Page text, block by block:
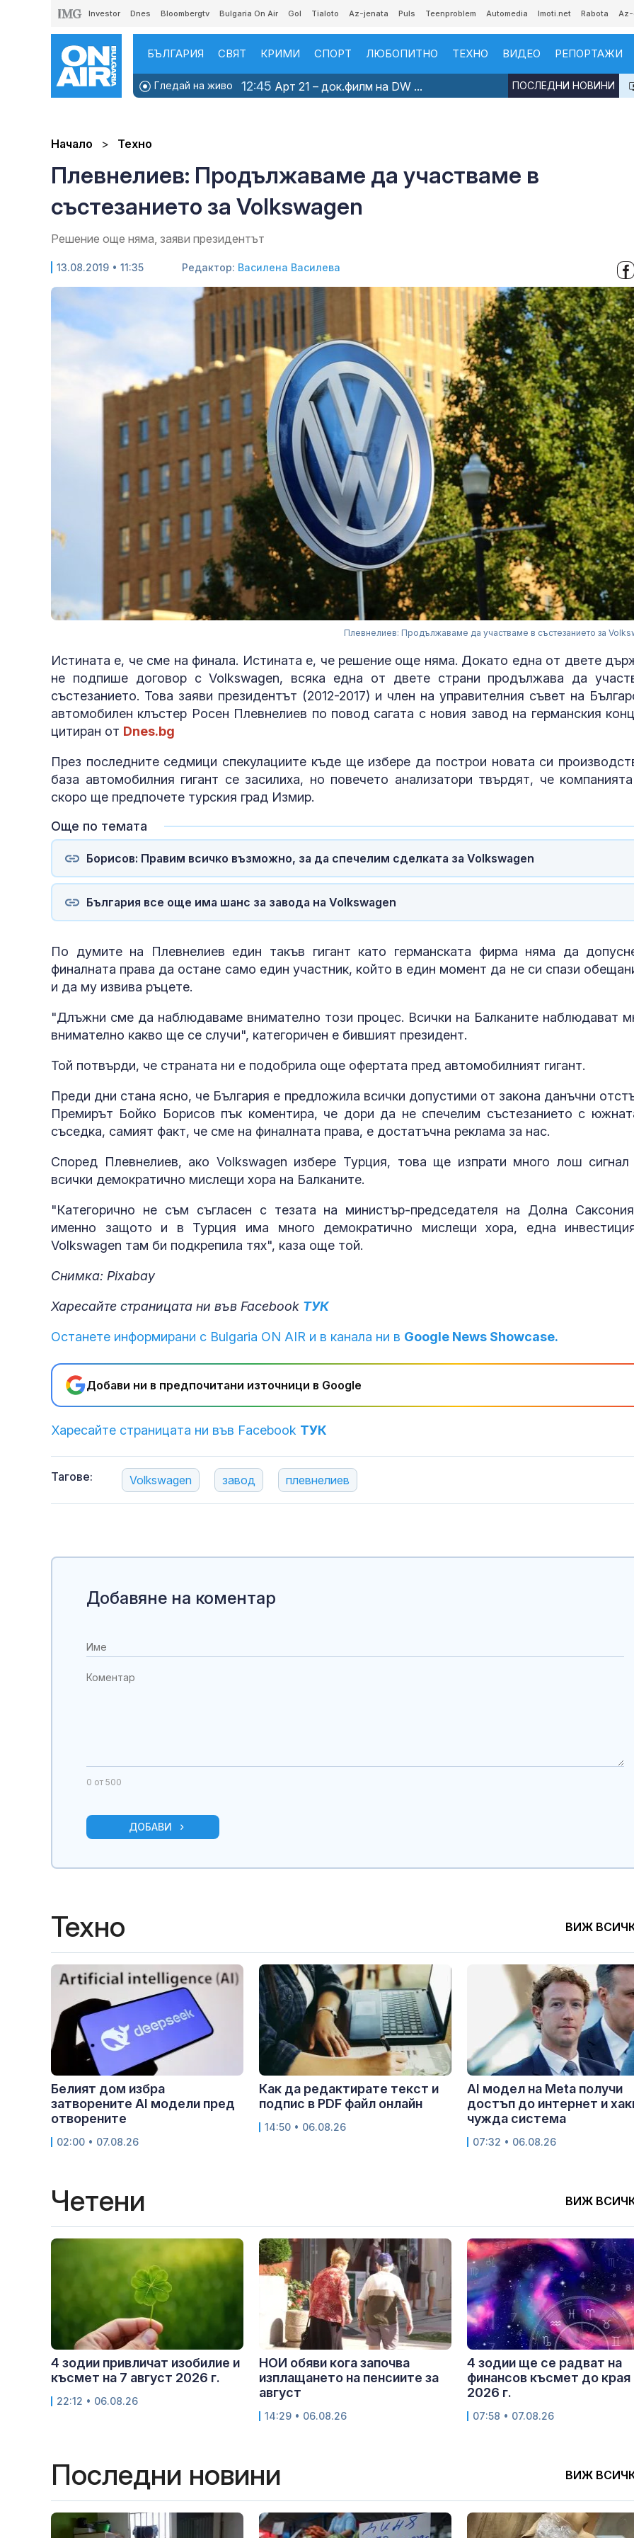
Investor Dnes Bloombergtv Bulgaria On Air Gol Tialoto Az-jenata Puls Teenproblem Automedia Imoti.net Rabota
БЪЛГАРИЯ СВЯТ КРИМИ СПОРТ ЛЮБОПИТНО ТЕХНО ВИДЕО РЕПОРТАЖИ
Гледай на живо 12:45 Арт 21 – док.филм на DW ... ПОСЛЕДНИ НОВИНИ
Начало Техно
Плевнелиев: Продължаваме да участваме в
състезанието за Volkswagen
Решение още няма, заяви президентът
13.08.2019 • 11:35 Редактор: Василена Василева
Плевнелиев: Продължаваме да участваме в състезанието за
Истината е, че сме на финала. Истината е, че решение още няма. Докато една от двете
не подпише договор с Volkswagen, всяка една от двете страни продължава да
състезанието. Това заяви президентът (2012-2017) и член на управителния съвет на
автомобилен клъстер Росен Плевнелиев по повод сагата с новия завод на германския
цитиран от Dnes.bg
През последните седмици спекулациите къде ще избере да построи новата си
база автомобилния гигант се засилиха, но повечето анализатори твърдят, че
скоро ще предпочете турския град Измир.
Още по темата
Борисов: Правим всичко възможно, за да спечелим сделката за Volkswagen
България все още има шанс за завода на Volkswagen
По думите на Плевнелиев един такъв гигант като германската фирма няма да
финалната права да остане само един участник, който в един момент да не си спази
и да му извива ръцете.
"Длъжни сме да наблюдаваме внимателно този процес. Всички на Балканите наблюдават
внимателно какво ще се случи", категоричен е бившият президент.
Той потвърди, че страната ни е подобрила още офертата пред автомобилният гигант.
Преди дни стана ясно, че България е предложила всички допустими от закона данъчни
Премирът Бойко Борисов пък коментира, че дори да не спечелим състезанието с
съседка, самият факт, че сме на финалната права, е достатъчна реклама за нас.
Според Плевнелиев, ако Volkswagen избере Турция, това ще изпрати много лош
всички демократично мислещи хора на Балканите.
"Категорично не съм съгласен с тезата на министър-председателя на Долна
именно защото и в Турция има много демократично мислещи хора, една
Volkswagen там би подкрепила тях", каза още той.
Снимка: Pixabay
Харесайте страницата ни във Facebook ТУК
Останете информирани с Bulgaria ON AIR и в канала ни в Google News Showcase.
Добави ни в предпочитани източници в Google
Харесайте страницата ни във Facebook ТУК
Тагове: Volkswagen завод плевнелиев
Чужденци
мантинела,
морално да
дете със СОП
Братовчед на
към деца,
жени
Добавяне на коментар
0 от 500
ДОБАВИ
Техно ВИЖ
Белият дом избра
затворените AI модели пред
отворените
02:00 • 07.08.26
Как да редактирате текст и
подпис в PDF файл онлайн
14:50 • 06.08.26
AI модел на Meta получи
достъп до интернет и
чужда система
07:32 • 06.08.26
Четени ВИЖ
4 зодии привличат изобилие и
късмет на 7 август 2026 г.
22:12 • 06.08.26
НОИ обяви кога започва
изплащането на пенсиите за
август
14:29 • 06.08.26
4 зодии ще се радват на
финансов късмет до края
2026 г.
07:58 • 07.08.26
Последни новини ВИЖ